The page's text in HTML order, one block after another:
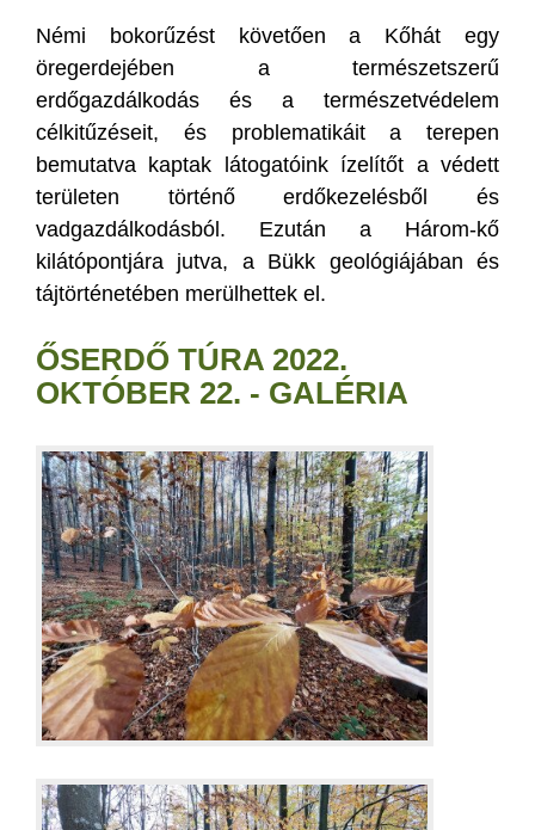
Némi bokorűzést követően a Kőhát egy
öregerdejében a természetszerű
erdőgazdálkodás és a természetvédelem
célkitűzéseit, és problematikáit a terepen
bemutatva kaptak látogatóink ízelítőt a védett
területen történő erdőkezelésből és
vadgazdálkodásból. Ezután a Három-kő
kilátópontjára jutva, a Bükk geológiájában és
tájtörténetében merülhettek el.
ŐSERDŐ TÚRA 2022.
OKTÓBER 22. - GALÉRIA